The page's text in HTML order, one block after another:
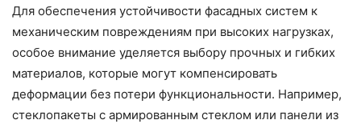
Для обеспечения устойчивости фасадных систем к
механическим повреждениям при высоких нагрузках,
особое внимание уделяется выбору прочных и гибких
материалов, которые могут компенсировать
деформации без потери функциональности. Например,
стеклопакеты с армированным стеклом или панели из